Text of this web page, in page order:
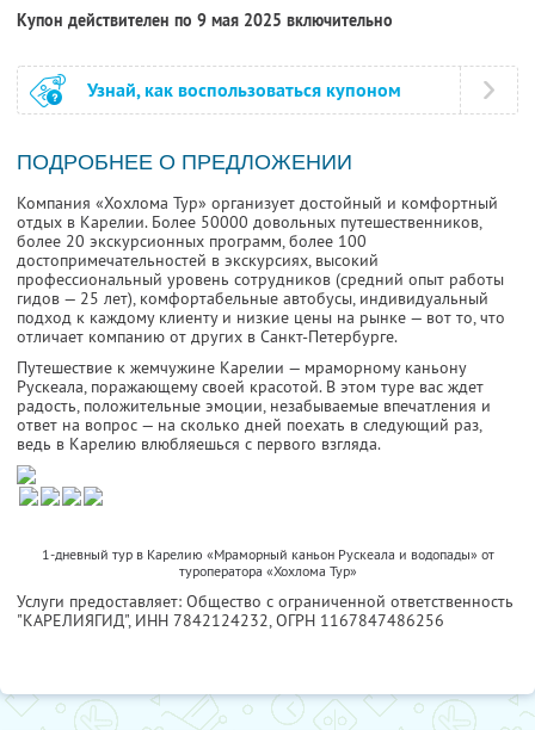
Купон действителен по 9 мая 2025 включительно
Узнай, как воспользоваться купоном
ПОДРОБНЕЕ О ПРЕДЛОЖЕНИИ
Компания «Хохлома Тур» организует достойный и комфортный
отдых в Карелии. Более 50000 довольных путешественников,
более 20 экскурсионных программ, более 100
достопримечательностей в экскурсиях, высокий
профессиональный уровень сотрудников (средний опыт работы
гидов — 25 лет), комфортабельные автобусы, индивидуальный
подход к каждому клиенту и низкие цены на рынке — вот то, что
отличает компанию от других в Санкт-Петербурге.
Путешествие к жемчужине Карелии — мраморному каньону
Рускеала, поражающему своей красотой. В этом туре вас ждет
радость, положительные эмоции, незабываемые впечатления и
ответ на вопрос — на сколько дней поехать в следующий раз,
ведь в Карелию влюбляешься с первого взгляда.
1-дневный тур в Карелию «Мраморный каньон Рускеала и водопады» от
туроператора «Хохлома Тур»
Услуги предоставляет: Общество с ограниченной ответственность
"КАРЕЛИЯГИД", ИНН 7842124232, ОГРН 1167847486256